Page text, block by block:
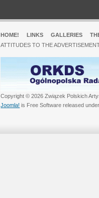
HOME! LINKS GALLERIES
ATTITUDES TO THE
Copyright © 2026 Związek Polskich
Joomla! is Free Software released